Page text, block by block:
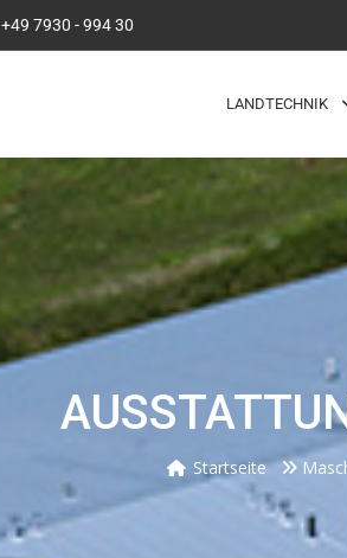
+49 7930 - 994 30
LANDTECHNIK
Startseite